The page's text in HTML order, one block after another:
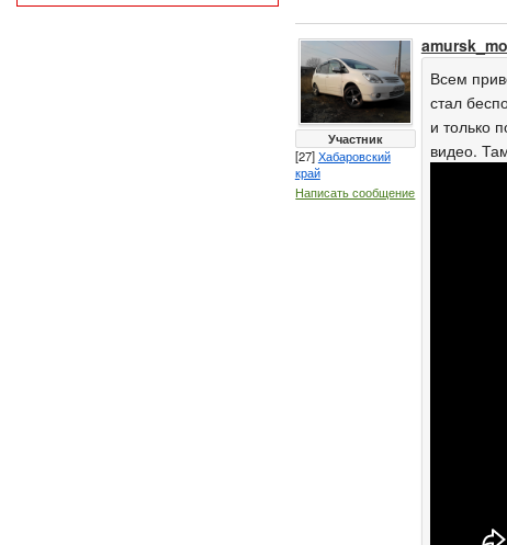
Участник
[27]Хабаровский
край
Написать сообщение
Всем
стал
и только
видео.